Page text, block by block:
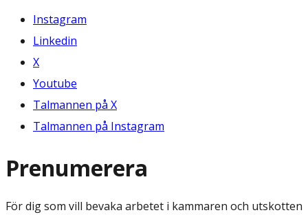
Instagram
Linkedin
X
Youtube
Talmannen på X
Talmannen på Instagram
Prenumerera
För dig som vill bevaka arbetet i kammaren och utskotten